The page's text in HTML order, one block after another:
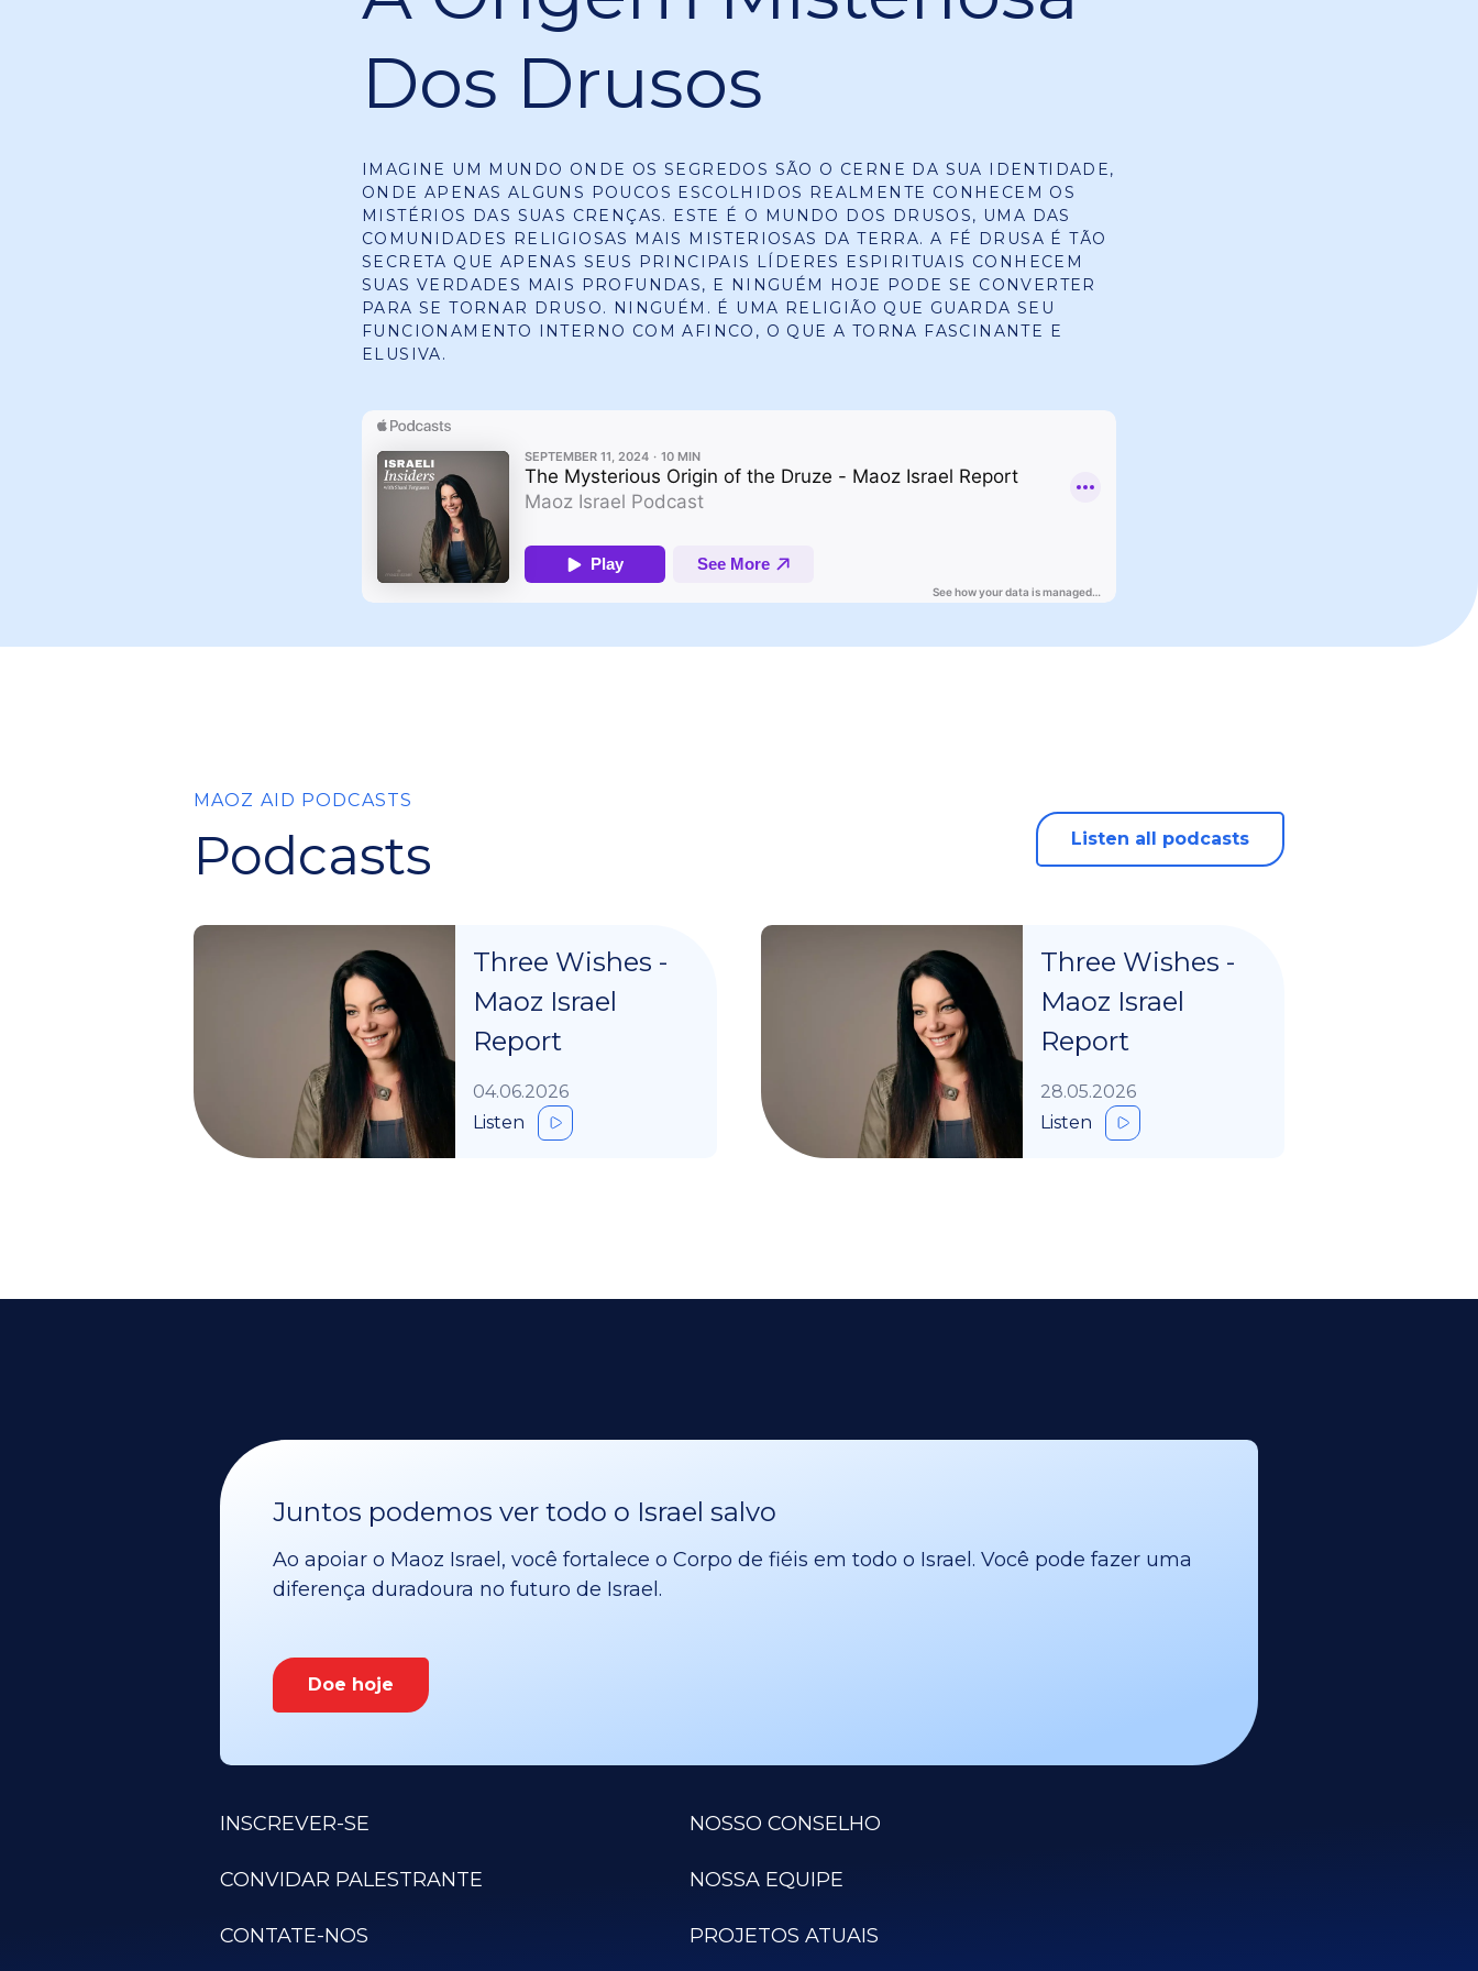
Dos Drusos
IMAGINE UM MUNDO ONDE OS SEGREDOS SÃO O CERNE DA SUA IDENTIDADE,
ONDE APENAS ALGUNS POUCOS ESCOLHIDOS REALMENTE CONHECEM OS
MISTÉRIOS DAS SUAS CRENÇAS. ESTE É O MUNDO DOS DRUSOS, UMA DAS
COMUNIDADES RELIGIOSAS MAIS MISTERIOSAS DA TERRA. A FÉ DRUSA É TÃO
SECRETA QUE APENAS SEUS PRINCIPAIS LÍDERES ESPIRITUAIS CONHECEM
SUAS VERDADES MAIS PROFUNDAS, E NINGUÉM HOJE PODE SE CONVERTER
PARA SE TORNAR DRUSO. NINGUÉM. É UMA RELIGIÃO QUE GUARDA SEU
FUNCIONAMENTO INTERNO COM AFINCO, O QUE A TORNA FASCINANTE E
ELUSIVA.
MAOZ AID PODCASTS
Podcasts Listen all podcasts
Three Wishes -
Maoz Israel
Report
04.06.2026
Listen
Three Wishes -
Maoz Israel
Report
28.05.2026
Listen
Juntos podemos ver todo o Israel salvo
Ao apoiar o Maoz Israel, você fortalece o Corpo de fiéis em todo o Israel. Você pode fazer uma
diferença duradoura no futuro de Israel.
Doe hoje
INSCREVER-SE
CONVIDAR PALESTRANTE
CONTATE-NOS
NOSSO CONSELHO
NOSSA EQUIPE
PROJETOS ATUAIS